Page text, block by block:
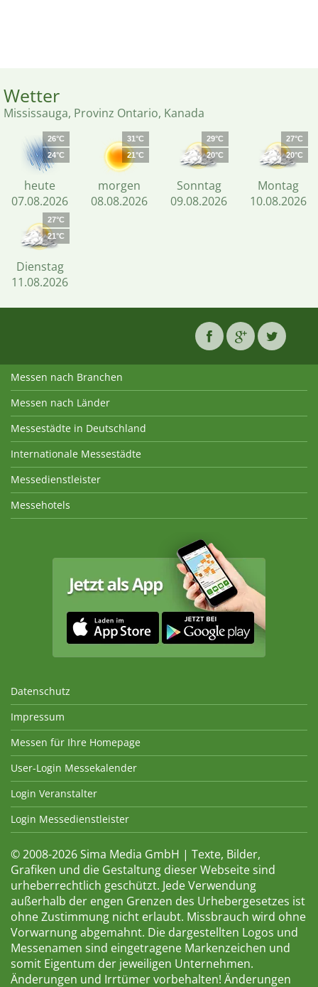
Wetter
Mississauga, Provinz Ontario, Kanada
26°C
24°C
heute
07.08.2026
31°C
21°C
morgen
08.08.2026
29°C
20°C
Sonntag
09.08.2026
27°C
20°C
Montag
10.08.2026
27°C
21°C
Dienstag
11.08.2026
Messen nach Branchen
Messen nach Länder
Messestädte in Deutschland
Internationale Messestädte
Messedienstleister
Messehotels
Datenschutz
Impressum
Messen für Ihre Homepage
User-Login Messekalender
Login Veranstalter
Login Messedienstleister
© 2008-2026 Sima Media GmbH | Texte, Bilder,
Grafiken und die Gestaltung dieser Webseite sind
urheberrechtlich geschützt. Jede Verwendung
außerhalb der engen Grenzen des Urhebergesetzes ist
ohne Zustimmung nicht erlaubt. Missbrauch wird ohne
Vorwarnung abgemahnt. Die dargestellten Logos und
Messenamen sind eingetragene Markenzeichen und
somit Eigentum der jeweiligen Unternehmen.
Änderungen und Irrtümer vorbehalten! Änderungen